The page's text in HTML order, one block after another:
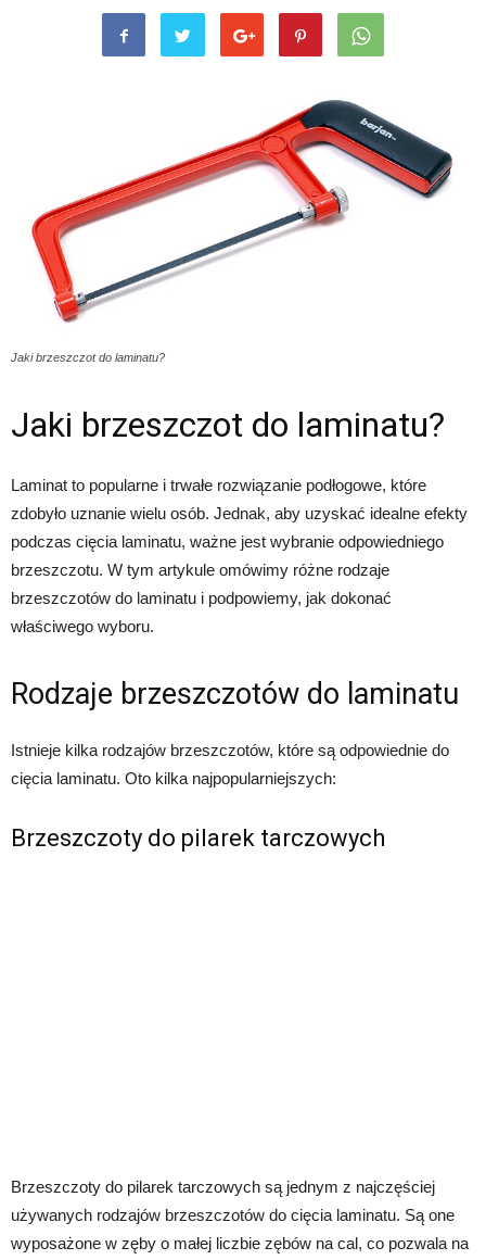
Jaki brzeszczot do laminatu?
Jaki brzeszczot do laminatu?
Laminat to popularne i trwałe rozwiązanie podłogowe, które
zdobyło uznanie wielu osób. Jednak, aby uzyskać idealne efekty
podczas cięcia laminatu, ważne jest wybranie odpowiedniego
brzeszczotu. W tym artykule omówimy różne rodzaje
brzeszczotów do laminatu i podpowiemy, jak dokonać
właściwego wyboru.
Rodzaje brzeszczotów do laminatu
Istnieje kilka rodzajów brzeszczotów, które są odpowiednie do
cięcia laminatu. Oto kilka najpopularniejszych:
Brzeszczoty do pilarek tarczowych
Brzeszczoty do pilarek tarczowych są jednym z najczęściej
używanych rodzajów brzeszczotów do cięcia laminatu. Są one
wyposażone w zęby o małej liczbie zębów na cal, co pozwala na